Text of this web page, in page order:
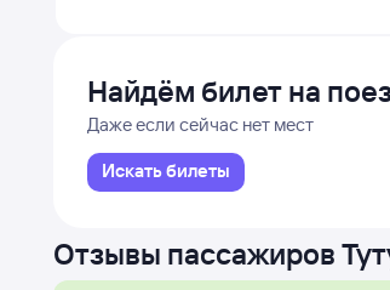
Найдём билет на
Даже если сейчас нет мест
Искать билеты
Отзывы пассажиров